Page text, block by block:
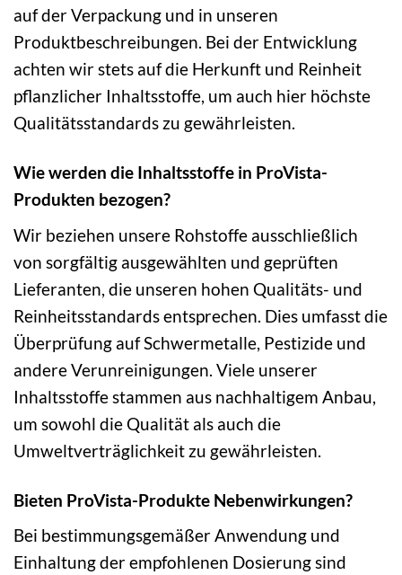
auf der Verpackung und in unseren
Produktbeschreibungen. Bei der Entwicklung
achten wir stets auf die Herkunft und Reinheit
pflanzlicher Inhaltsstoffe, um auch hier höchste
Qualitätsstandards zu gewährleisten.
Wie werden die Inhaltsstoffe in ProVista-
Produkten bezogen?
Wir beziehen unsere Rohstoffe ausschließlich
von sorgfältig ausgewählten und geprüften
Lieferanten, die unseren hohen Qualitäts- und
Reinheitsstandards entsprechen. Dies umfasst die
Überprüfung auf Schwermetalle, Pestizide und
andere Verunreinigungen. Viele unserer
Inhaltsstoffe stammen aus nachhaltigem Anbau,
um sowohl die Qualität als auch die
Umweltverträglichkeit zu gewährleisten.
Bieten ProVista-Produkte Nebenwirkungen?
Bei bestimmungsgemäßer Anwendung und
Einhaltung der empfohlenen Dosierung sind